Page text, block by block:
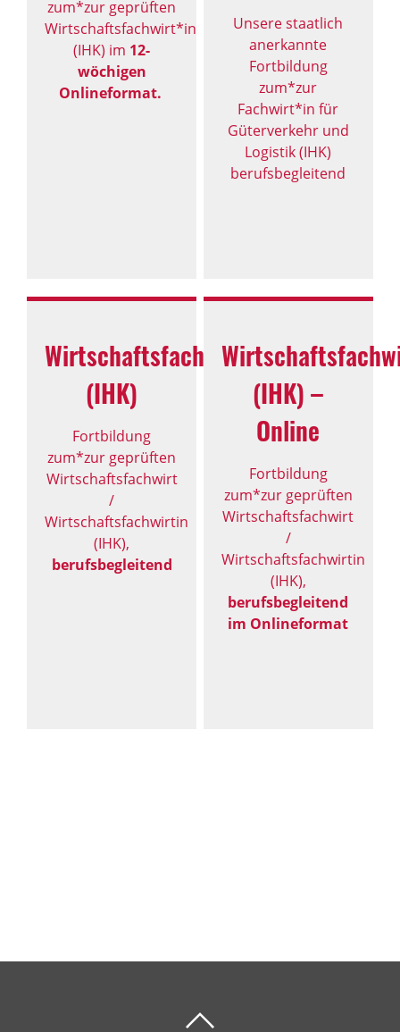
zum*zur geprüften
Wirtschaftsfachwirt*in
(IHK) im 12-
wöchigen
Onlineformat.
Unsere staatlich
anerkannte
Fortbildung
zum*zur
Fachwirt*in für
Güterverkehr und
Logistik (IHK)
berufsbegleitend
Wirtschaftsfachwirt*in
(IHK)
Fortbildung
zum*zur geprüften
Wirtschaftsfachwirt
/
Wirtschaftsfachwirtin
(IHK),
berufsbegleitend
(IHK) –
Online
Fortbildung
zum*zur geprüften
Wirtschaftsfachwirt
/
Wirtschaftsfachwirtin
(IHK),
berufsbegleitend
im Onlineformat